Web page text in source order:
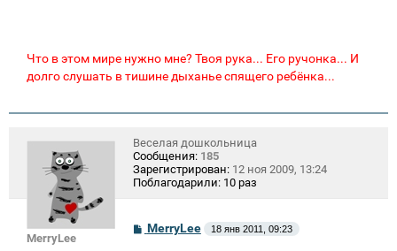
Что в этом мире нужно мне? Твоя рука... Его ручонка... И
долго слушать в тишине дыханье спящего ребёнка...
MerryLee
Веселая дошкольница
Сообщения: 185
Зарегистрирован: 12 ноя 2009, 13:24
Поблагодарили: 10 раз
С
о
MerryLee 18 янв 2011, 09:23